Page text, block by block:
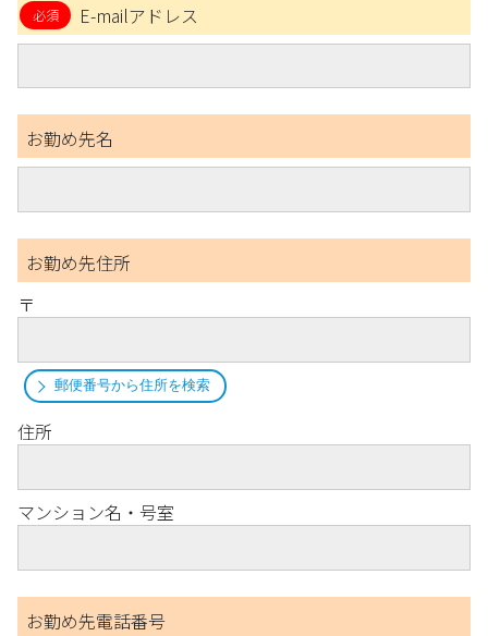
E-mailアドレス
お勤め先名
お勤め先住所
〒
郵便番号から住所を検索
住所
マンション名・号室
お勤め先電話番号